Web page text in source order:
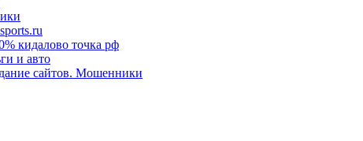
кидалово точка рф
и авто
сайтов. Мошенники